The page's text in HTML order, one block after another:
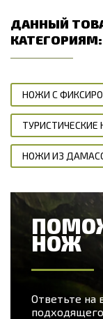
ДАННЫЙ
КАТЕГОРИЯМ:
НОЖИ С
ТУРИСТИЧЕСКИЕ
НОЖИ ИЗ
НОЖ
Ответьте на